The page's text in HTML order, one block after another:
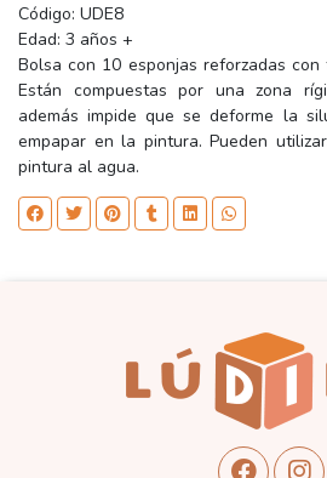
Código: UDE8
Edad: 3 años +
Bolsa con 10 esponjas reforzadas
Están compuestas por una zona
además impide que se deforme la
empapar en la pintura. Pueden
pintura al agua.